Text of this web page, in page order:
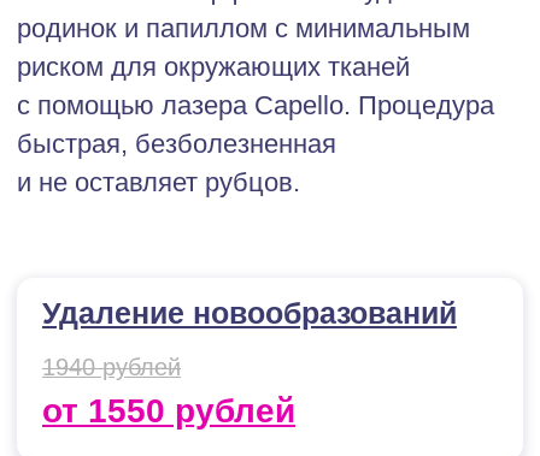
через 2−4 недели
Реабилитация: 5−14 дней
Закрепить скидку за собой
от 1550 рублей
1940 рублей